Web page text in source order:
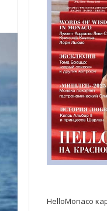
HelloMonaco